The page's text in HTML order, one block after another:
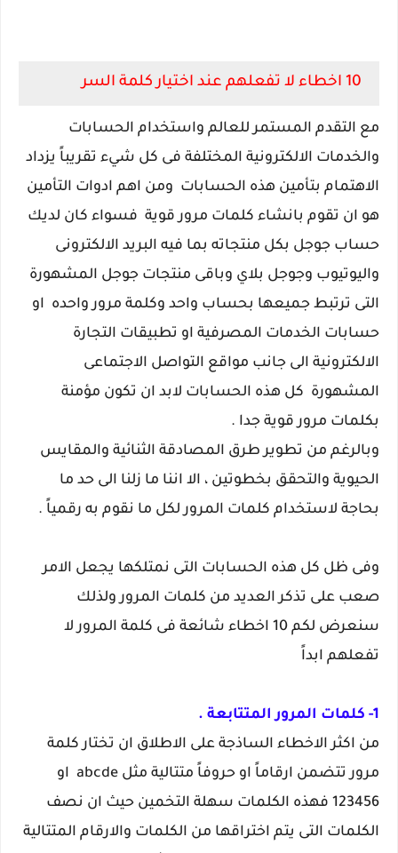
10 اخطاء لا تفعلهم عند اختيار كلمة السر
مع التقدم المستمر للعالم واستخدام الحسابات
والخدمات الالكترونية المختلفة فى كل شيء تقريباً يزداد
الاهتمام بتأمين هذه الحسابات ومن اهم ادوات التأمين
هو ان تقوم بانشاء كلمات مرور قوية فسواء كان لديك
حساب جوجل بكل منتجاته بما فيه البريد الالكترونى
واليوتيوب وجوجل بلاي وباقى منتجات جوجل المشهورة
التى ترتبط جميعها بحساب واحد وكلمة مرور واحده او
حسابات الخدمات المصرفية او تطبيقات التجارة
الالكترونية الى جانب مواقع التواصل الاجتماعى
المشهورة كل هذه الحسابات لابد ان تكون مؤمنة
بكلمات مرور قوية جدا .
وبالرغم من تطوير طرق المصادقة الثنائية والمقايس
الحيوية والتحقق بخطوتين ، الا اننا ما زلنا الى حد ما
بحاجة لاستخدام كلمات المرور لكل ما نقوم به رقمياً .
وفى ظل كل هذه الحسابات التى نمتلكها يجعل الامر
صعب على تذكر العديد من كلمات المرور ولذلك
سنعرض لكم 10 اخطاء شائعة فى كلمة المرور لا
تفعلهم ابداً
1- كلمات المرور المتتابعة .
من اكثر الاخطاء الساذجة على الاطلاق ان تختار كلمة
مرور تتضمن ارقاماً او حروفاً متتالية مثل abcde او
123456 فهذه الكلمات سهلة التخمين حيث ان نصف
الكلمات التى يتم اختراقها من الكلمات والارقام المتتالية